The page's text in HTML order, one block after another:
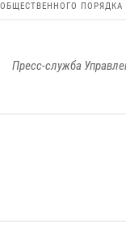
ПОРЯДКА
Пресс-служба